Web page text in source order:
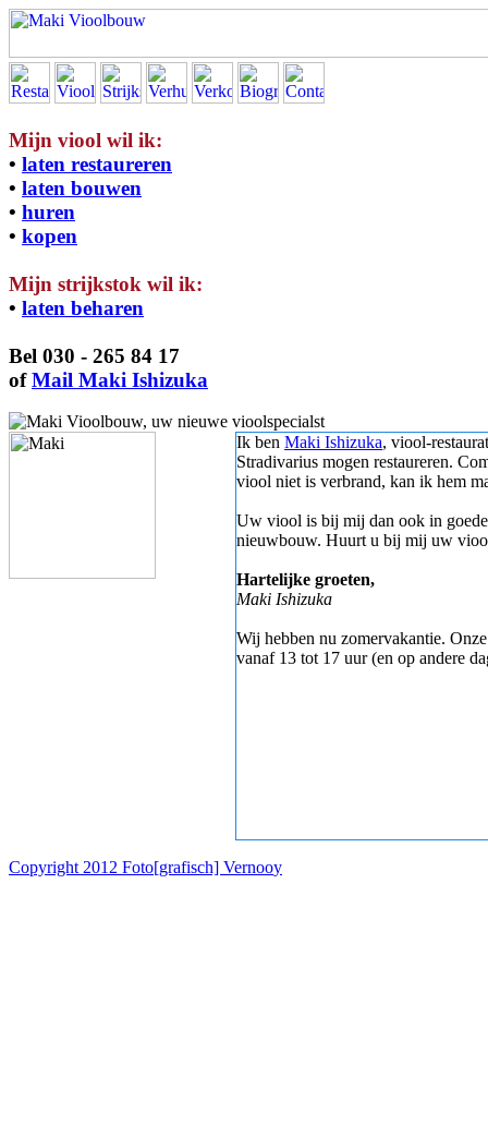
Mijn viool wil ik:
• laten restaureren
• laten bouwen
• huren
• kopen
Mijn strijkstok wil ik:
• laten beharen
Bel 030 - 265 84 17
ofMail Maki Ishizuka
Ik ben Maki Ishizuka, viool-
Stradivarius mogen restaureren.
viool niet is verbrand, kan ik hem
Uw viool is bij mij dan ook in goede
nieuwbouw. Huurt u bij mij uw
Hartelijke groeten,
Maki Ishizuka
Wij hebben nu zomervakantie.
vanaf 13 tot 17 uur (en op andere
Copyright 2012 Foto[grafisch] Vernooy